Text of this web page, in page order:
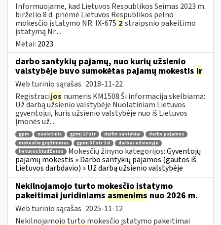
Informuojame, kad Lietuvos Respublikos Seimas 2023 m.
birželio 8 d. priėmė Lietuvos Respublikos pelno
mokesčio įstatymo NR. IX-675 2 straipsnio pakeitimo
įstatymą Nr....
Metai: 2023
darbo santykių pajamų, nuo kurių užsienio
valstybėje buvo sumokėtas pajamų mokestis ir
Web turinio sąrašas 2018-11-22
Registracijos numeris KM1508 Ši informacija skelbiama:
Už darbą užsienio valstybėje Nuolatiniam Lietuvos
gyventojui, kuris užsienio valstybėje nuo iš Lietuvos
įmonės už...
gpm nuolatinis gpmį 27 str darbo santykiai
darbo pajamos
mokesčio grąžinimas
gpmį 37 str 1 d
darbas užsienyje
lietuvos biudžetas
Mokesčių žinyno kategorijos:Gyventojų
pajamų mokestis » Darbo santykių pajamos (gautos iš
Lietuvos darbdavio) » Už darbą užsienio valstybėje
Nekilnojamojo turto mokesčio įstatymo
pakeitimai juridiniams asmenims nuo 2026 m.
Web turinio sąrašas 2025-11-12
Nekilnojamojo turto mokesčio įstatymo pakeitimai